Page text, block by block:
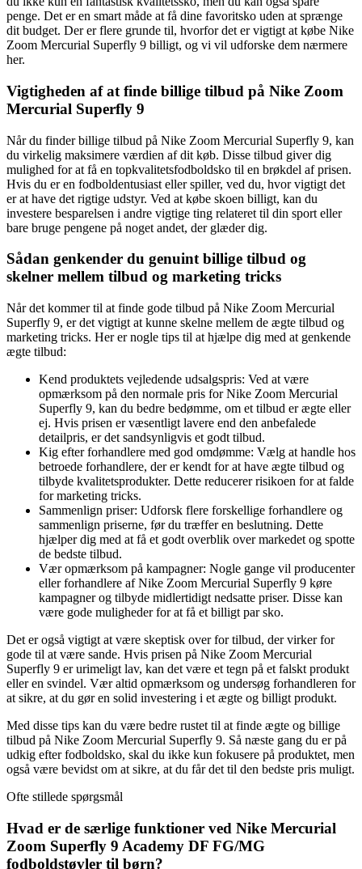
penge. Det er en smart måde at få dine favoritsko uden at sprænge
dit budget. Der er flere grunde til, hvorfor det er vigtigt at købe Nike
Zoom Mercurial Superfly 9 billigt, og vi vil udforske dem nærmere
her.
Vigtigheden af at finde billige tilbud på Nike Zoom
Mercurial Superfly 9
Når du finder billige tilbud på Nike Zoom Mercurial Superfly 9, kan
du virkelig maksimere værdien af dit køb. Disse tilbud giver dig
mulighed for at få en topkvalitetsfodboldsko til en brøkdel af prisen.
Hvis du er en fodboldentusiast eller spiller, ved du, hvor vigtigt det
er at have det rigtige udstyr. Ved at købe skoen billigt, kan du
investere besparelsen i andre vigtige ting relateret til din sport eller
bare bruge pengene på noget andet, der glæder dig.
Sådan genkender du genuint billige tilbud og
skelner mellem tilbud og marketing tricks
Når det kommer til at finde gode tilbud på Nike Zoom Mercurial
Superfly 9, er det vigtigt at kunne skelne mellem de ægte tilbud og
marketing tricks. Her er nogle tips til at hjælpe dig med at genkende
ægte tilbud:
Kend produktets vejledende udsalgspris: Ved at være
opmærksom på den normale pris for Nike Zoom Mercurial
Superfly 9, kan du bedre bedømme, om et tilbud er ægte eller
ej. Hvis prisen er væsentligt lavere end den anbefalede
detailpris, er det sandsynligvis et godt tilbud.
Kig efter forhandlere med god omdømme: Vælg at handle hos
betroede forhandlere, der er kendt for at have ægte tilbud og
tilbyde kvalitetsprodukter. Dette reducerer risikoen for at falde
for marketing tricks.
Sammenlign priser: Udforsk flere forskellige forhandlere og
sammenlign priserne, før du træffer en beslutning. Dette
hjælper dig med at få et godt overblik over markedet og spotte
de bedste tilbud.
Vær opmærksom på kampagner: Nogle gange vil producenter
eller forhandlere af Nike Zoom Mercurial Superfly 9 køre
kampagner og tilbyde midlertidigt nedsatte priser. Disse kan
være gode muligheder for at få et billigt par sko.
Det er også vigtigt at være skeptisk over for tilbud, der virker for
gode til at være sande. Hvis prisen på Nike Zoom Mercurial
Superfly 9 er urimeligt lav, kan det være et tegn på et falskt produkt
eller en svindel. Vær altid opmærksom og undersøg forhandleren for
at sikre, at du gør en solid investering i et ægte og billigt produkt.
Med disse tips kan du være bedre rustet til at finde ægte og billige
tilbud på Nike Zoom Mercurial Superfly 9. Så næste gang du er på
udkig efter fodboldsko, skal du ikke kun fokusere på produktet, men
også være bevidst om at sikre, at du får det til den bedste pris muligt.
Ofte stillede spørgsmål
Hvad er de særlige funktioner ved Nike Mercurial
Zoom Superfly 9 Academy DF FG/MG
fodboldstøvler til børn?